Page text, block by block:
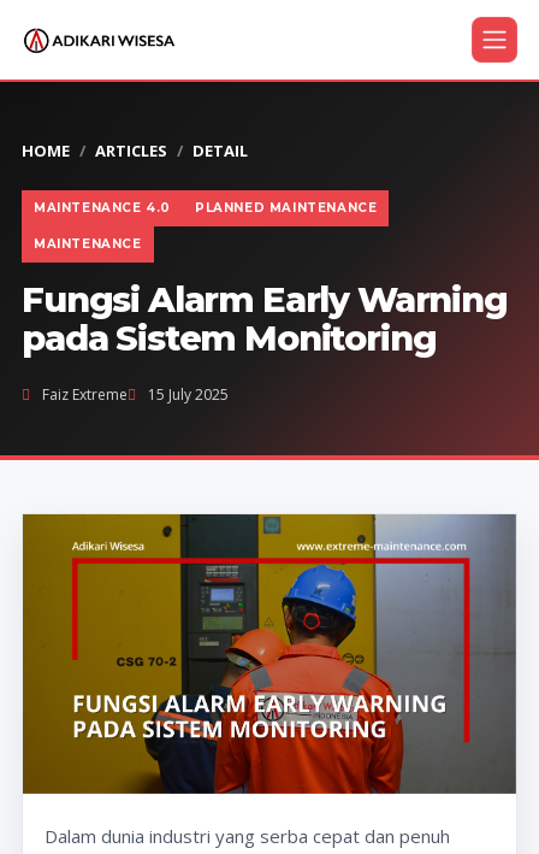
HOME ARTICLES DETAIL
MAINTENANCE 4.0 PLANNED MAINTENANCE
MAINTENANCE
Fungsi Alarm Early Warning
pada Sistem Monitoring
Faiz Extreme 15 July 2025
Dalam dunia industri yang serba cepat dan penuh